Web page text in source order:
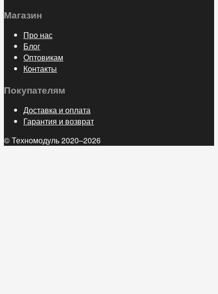
Магазин
Про нас
Блог
Оптовикам
Контакты
Покупателям
Доставка и оплата
Гарантия и возврат
© Техномодуль 2020–2026